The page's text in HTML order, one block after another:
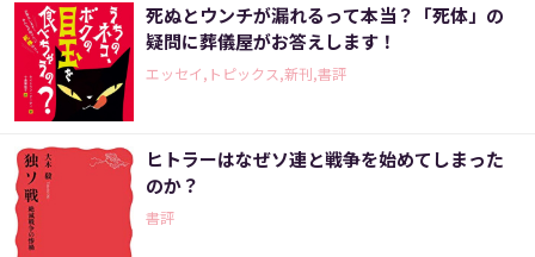
死ぬとウンチが漏れるって本当？「死体」の
疑問に葬儀屋がお答えします！
エッセイ,トピックス,新刊,書評
ヒトラーはなぜソ連と戦争を始めてしまった
のか？
書評